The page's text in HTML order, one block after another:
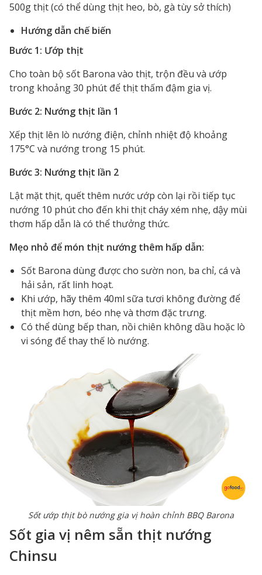
500g thịt (có thể dùng thịt heo, bò, gà tùy sở thích)
Hướng dẫn chế biến
Bước 1: Ướp thịt
Cho toàn bộ sốt Barona vào thịt, trộn đều và ướp
trong khoảng 30 phút để thịt thấm đậm gia vị.
Bước 2: Nướng thịt lần 1
Xếp thịt lên lò nướng điện, chỉnh nhiệt độ khoảng
175°C và nướng trong 15 phút.
Bước 3: Nướng thịt lần 2
Lật mặt thịt, quết thêm nước ướp còn lại rồi tiếp tục
nướng 10 phút cho đến khi thịt cháy xém nhẹ, dậy mùi
thơm hấp dẫn là có thể thưởng thức.
Mẹo nhỏ để món thịt nướng thêm hấp dẫn:
Sốt Barona dùng được cho sườn non, ba chỉ, cá và
hải sản, rất linh hoạt.
Khi ướp, hãy thêm 40ml sữa tươi không đường để
thịt mềm hơn, béo nhẹ và thơm đặc trưng.
Có thể dùng bếp than, nồi chiên không dầu hoặc lò
vi sóng để thay thế lò nướng.
Sốt ướp thịt bò nướng gia vị hoàn chỉnh BBQ Barona
Sốt gia vị nêm sẵn thịt nướng
Chinsu